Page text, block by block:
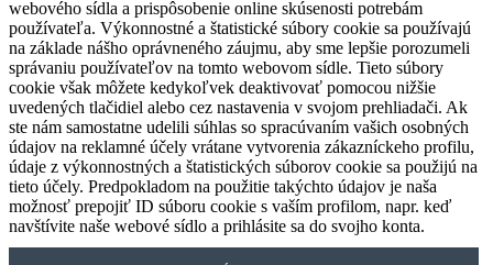
webového sídla a prispôsobenie online skúsenosti potrebám
používateľa. Výkonnostné a štatistické súbory cookie sa používajú
na základe nášho oprávneného záujmu, aby sme lepšie porozumeli
správaniu používateľov na tomto webovom sídle. Tieto súbory
cookie však môžete kedykoľvek deaktivovať pomocou nižšie
uvedených tlačidiel alebo cez nastavenia v svojom prehliadači. Ak
ste nám samostatne udelili súhlas so spracúvaním vašich osobných
údajov na reklamné účely vrátane vytvorenia zákazníckeho profilu,
údaje z výkonnostných a štatistických súborov cookie sa použijú na
tieto účely. Predpokladom na použitie takýchto údajov je naša
možnosť prepojiť ID súboru cookie s vaším profilom, napr. keď
navštívite naše webové sídlo a prihlásite sa do svojho konta.